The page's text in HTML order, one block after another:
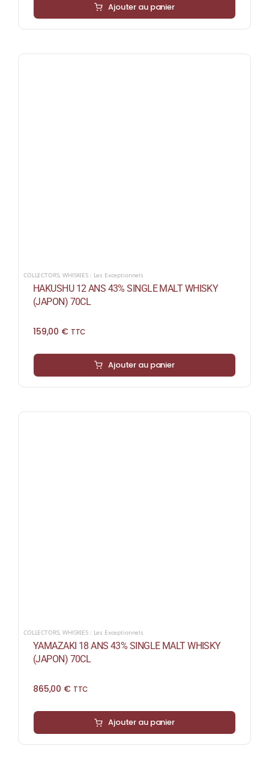
Ajouter au panier
COLLECTORS,WHISKIES : Les Exceptionnels
HAKUSHU 12 ANS 43% SINGLE MALT WHISKY
(JAPON) 70CL
159,00 € TTC
Ajouter au panier
COLLECTORS,WHISKIES : Les Exceptionnels
YAMAZAKI 18 ANS 43% SINGLE MALT WHISKY
(JAPON) 70CL
865,00 € TTC
Ajouter au panier